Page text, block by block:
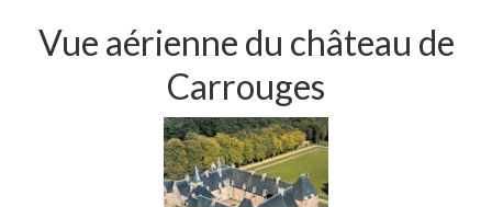
Vue aérienne du château de
Carrouges